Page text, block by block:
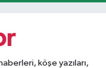
köşe yazıları,